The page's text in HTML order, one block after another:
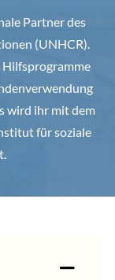
Partner des
(UNHCR).
wird ihr mit dem
für soziale